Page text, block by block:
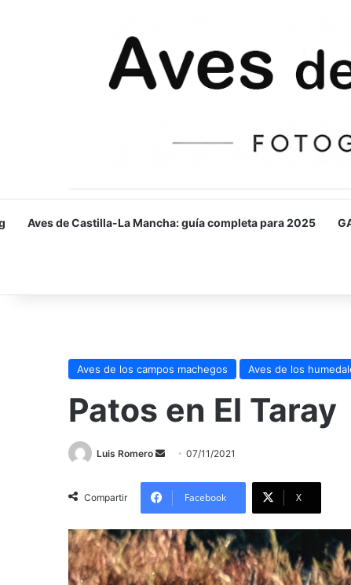
Aves de Castilla-La Mancha: guía completa para 2025
Aves de los campos machegos Aves de los
Patos en El Taray
Luis Romero
Send
email
07/11/2021
Compartir Facebook X